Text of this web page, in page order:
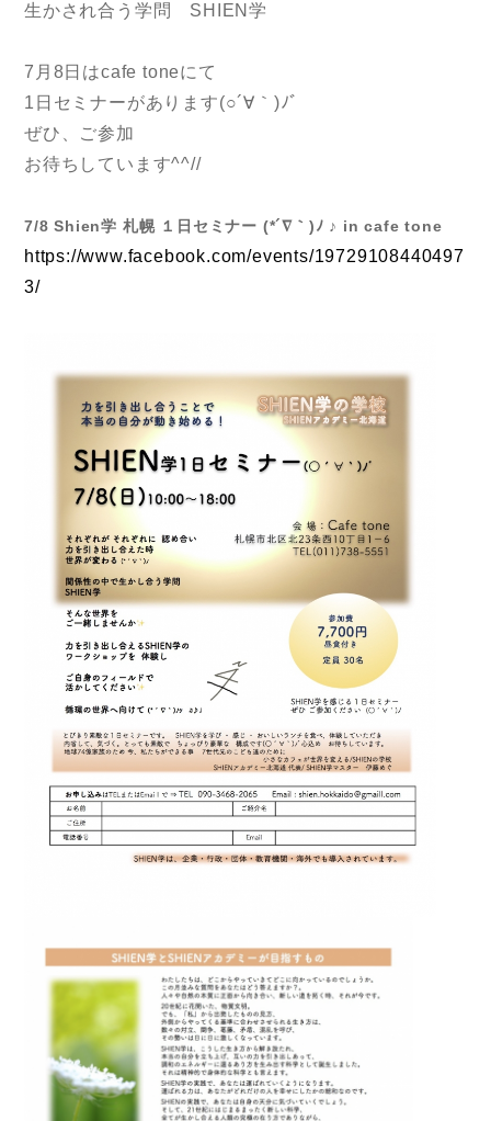
生かされ合う学問 SHIEN学
7月8日はcafe toneにて
1日セミナーがあります(○´∀｀)ﾉﾞ
ぜひ、ご参加
お待ちしています^^//
7/8 Shien学 札幌 １日セミナー (*´∇｀)ﾉ ♪ in cafe tone
https://www.facebook.com/events/19729108440497
3/